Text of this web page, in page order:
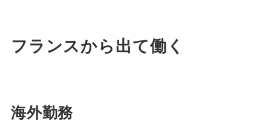
フランスから出て働く
海外勤務